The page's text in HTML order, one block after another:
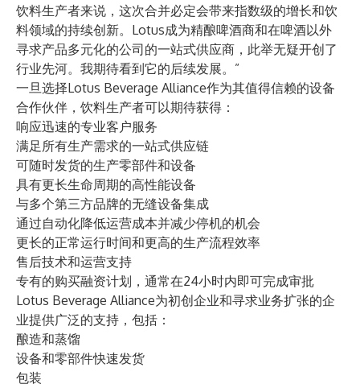
饮料生产者来说，这次合并必定会带来指数级的增长和饮
料领域的持续创新。Lotus成为精酿啤酒商和在啤酒以外
寻求产品多元化的公司的一站式供应商，此举无疑开创了
行业先河。我期待看到它的后续发展。”
一旦选择Lotus Beverage Alliance作为其值得信赖的设备
合作伙伴，饮料生产者可以期待获得：
响应迅速的专业客户服务
满足所有生产需求的一站式供应链
可随时发货的生产零部件和设备
具有更长生命周期的高性能设备
与多个第三方品牌的无缝设备集成
通过自动化降低运营成本并减少停机的机会
更长的正常运行时间和更高的生产流程效率
售后技术和运营支持
专有的购买融资计划，通常在24小时内即可完成审批
Lotus Beverage Alliance为初创企业和寻求业务扩张的企
业提供广泛的支持，包括：
酿造和蒸馏
设备和零部件快速发货
包装